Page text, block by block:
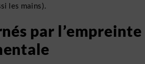
les mains).
par l’empreinte